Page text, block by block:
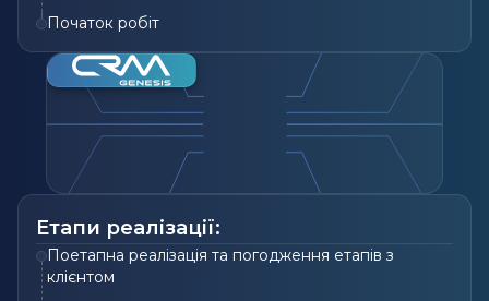
Початок робіт
Етапи реалізації:
Поетапна реалізація та погодження етапів з
клієнтом